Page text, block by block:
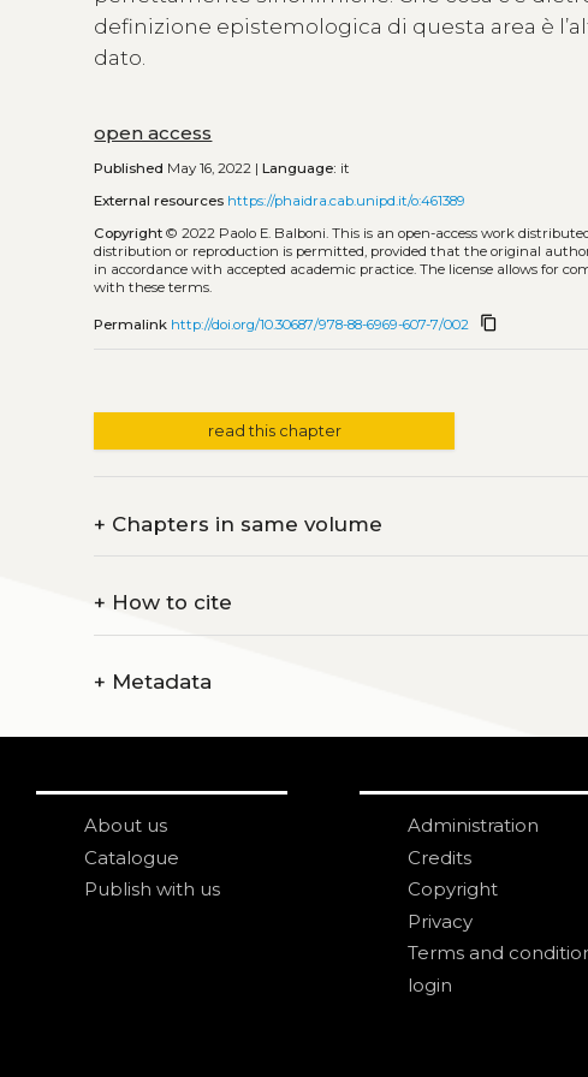
definizione epistemologica di questa area è
dato.
open access
Published May 16, 2022 |Language: it
External resources https://phaidra.cab.unipd.it/o:461389
Copyright © 2022 Paolo E. Balboni.This is an open-access work
distribution or reproduction is permitted, provided that the original
in accordance with accepted academic practice. The license allows for
with these terms.
Permalink http://doi.org/10.30687/978-88-6969-607-7/002 content_copy
read this chapter
+ Chapters in same volume
+ How to cite
+ Metadata
About us
Catalogue
Publish with us
Administration
Credits
Copyright
Privacy
Terms and
login